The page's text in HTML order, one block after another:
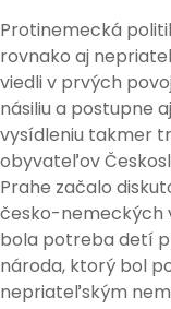
Protinemecká
rovnako aj
viedli v prvých
násiliu a postupne
vysídleniu takmer
obyvateľov
Prahe začalo
česko-nemeckých
bola potreba detí
národa, ktorý bol
nepriateľským